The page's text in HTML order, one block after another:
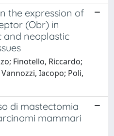
the expression of
(Obr) in
and neoplastic
Finotello, Riccardo;
Iacopo; Poli,
di mastectomia
mammari